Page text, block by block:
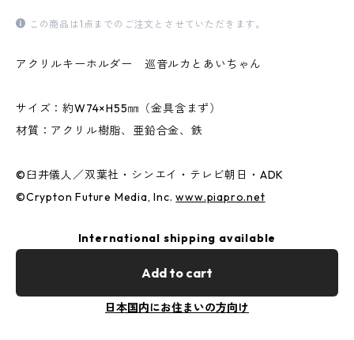
この商品は1点までのご注文とさせていただきます。
アクリルキーホルダー 巡音ルカとあいちゃん
サイズ：約W74×H55㎜（金具含まず）
材質：アクリル樹脂、亜鉛合金、鉄
©︎臼井儀人／双葉社・シンエイ・テレビ朝日・ADK
©︎Crypton Future Media, Inc.www.piapro.net
International shipping available
Add to cart
日本国内にお住まいの方向け